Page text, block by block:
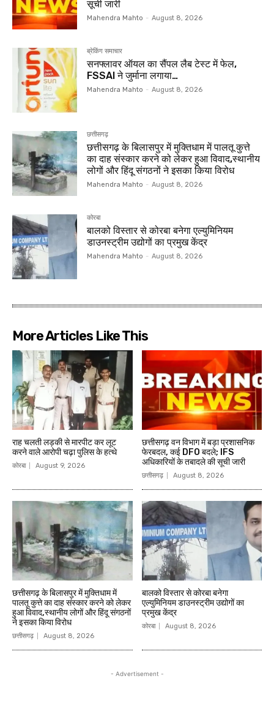
सूची जारी
Mahendra Mahto - August 8, 2026
ब्रेकिंग समाचार
सनफ्लावर ऑयल का सैंपल लैब टेस्ट में फेल,
FSSAI ने जुर्माना लगाया…
Mahendra Mahto - August 8, 2026
छत्तीसगढ़
छत्तीसगढ़ के बिलासपुर में मुक्तिधाम में पालतू कुत्ते
का दाह संस्कार करने को लेकर हुआ विवाद,स्थानीय
लोगों और हिंदू संगठनों ने इसका किया विरोध
Mahendra Mahto - August 8, 2026
कोरबा
बालको विस्तार से कोरबा बनेगा एल्युमिनियम
डाउनस्ट्रीम उद्योगों का प्रमुख केंद्र
Mahendra Mahto - August 8, 2026
More Articles Like This
राह चलती लड़की से मारपीट कर लूट
करने वाले आरोपी चढ़ा पुलिस के हत्थे
कोरबा August 9, 2026
छत्तीसगढ़ वन विभाग में बड़ा प्रशासनिक
फेरबदल, कई DFO बदले; IFS
अधिकारियों के तबादले की सूची जारी
छत्तीसगढ़ August 8, 2026
छत्तीसगढ़ के बिलासपुर में मुक्तिधाम में
पालतू कुत्ते का दाह संस्कार करने को लेकर
हुआ विवाद,स्थानीय लोगों और हिंदू संगठनों
ने इसका किया विरोध
छत्तीसगढ़ August 8, 2026
बालको विस्तार से कोरबा बनेगा
एल्युमिनियम डाउनस्ट्रीम उद्योगों का
प्रमुख केंद्र
कोरबा August 8, 2026
- Advertisement -